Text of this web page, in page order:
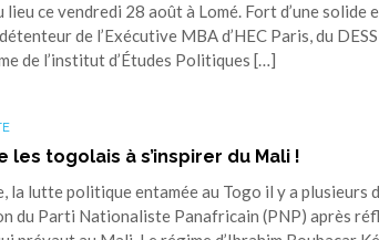
ce vendredi 28 août à Lomé. Fort d’une solide
de l’Exécutive MBA d’HEC Paris, du
de l’institut d’Études Politiques […]
togolais à s’inspirer du Mali !
la lutte politique entamée au Togo il y a plusieurs
du Parti Nationaliste Panafricain (PNP) après